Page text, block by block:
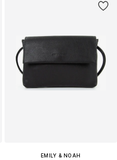
EMILY & NOAH